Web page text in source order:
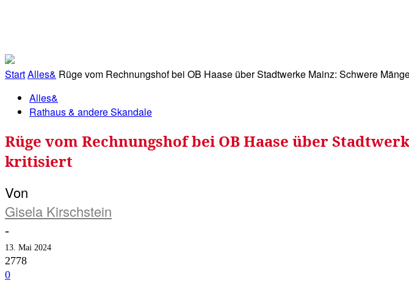
StartAlles& Rüge vom Rechnungshof bei OB Haase über Stadtwerke Mainz: Schwere
Alles&
Rathaus & andere Skandale
Rüge vom Rechnungshof bei OB Haase über
kritisiert
Von
Gisela Kirschstein
-
13. Mai 2024
2778
0